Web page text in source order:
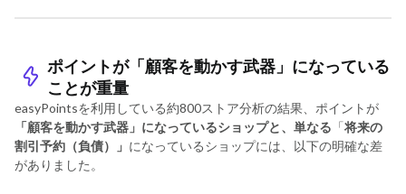
ポイントが「顧客を動かす武器」になっている
ことが重量
easyPointsを利用している約800ストア分析の結果、ポイントが
「顧客を動かす武器」になっているショップと、単なる 「将来の
割引予約（負債）」 になっているショップには、以下の明確な差
がありました。